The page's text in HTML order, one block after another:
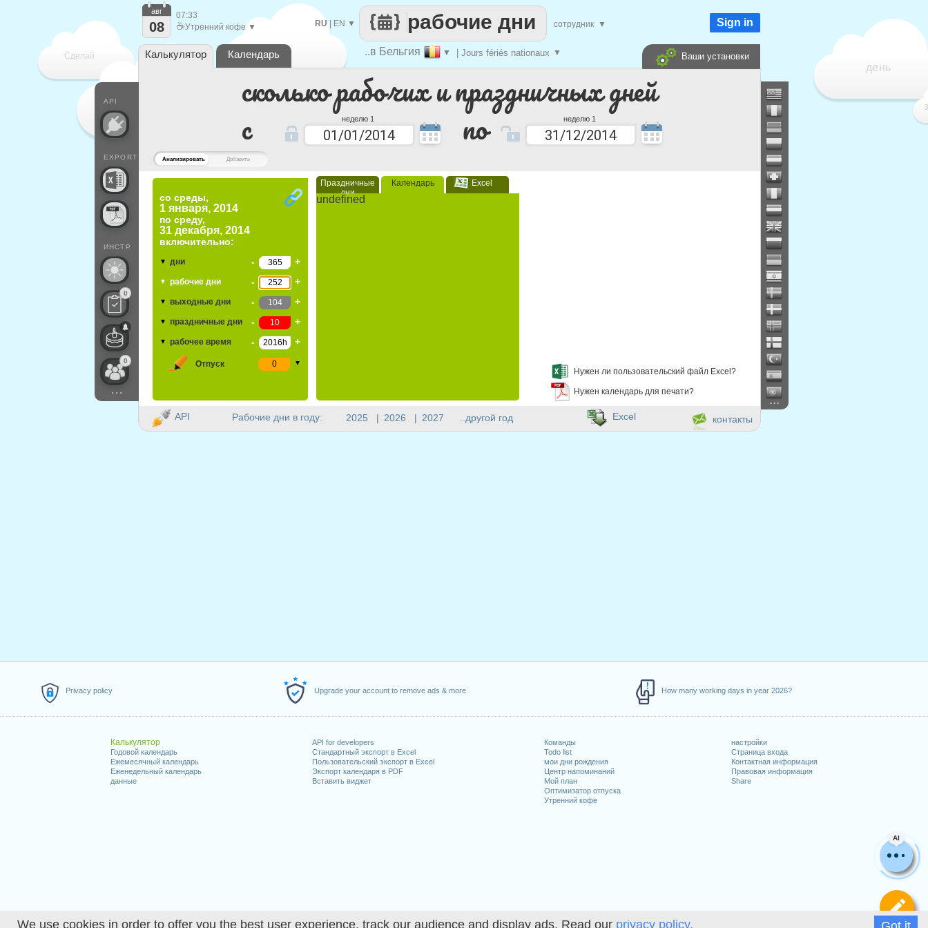
We use cookies in order to offer you the best user experience, track our audience and display ads. Read our privacy policy.
Privacy policy Upgrade your account to remove ads & more How many working days in year 2026?
Калькулятор
Годовой календарь
Ежемесячный календарь
Еженедельный календарь
данные
API for developers
Стандартный экспорт в Excel
Пользовательский экспорт в Excel
Экспорт календаря в PDF
Вставить виджет
Команды
Todo list
мои дни рождения
Центр напоминаний
Мой план
Оптимизатор отпуска
Утренний кофе
настройки
Страница входа
Контактная информация
Правовая информация
Share
Анализировать Добавить
сколько рабочих и праздничных дней
c
неделю 1 по неделю 1
со среды,
1 января, 2014
по среду,
31 декабря, 2014
включительно:
▼ дни - +
▼ рабочие дни - +
▼ выходные дни - +
▼ праздничные дни - +
▼ рабочее время - +
Отпуск ▼
Праздничные
дни
Календарь Excel
undefined
Нужен ли пользовательский файл Excel?
Нужен календарь для печати?
AI
Сделай
день
..в Бельгия ▼ | Jours fériés nationaux ▼
рабочие дни
RU| EN ▼ сотрудник ▼
API
EXPORT
ИНСТР.
0
0
...
авг
08
07:33
☕Утренний кофе ▼ Sign in
Калькулятор Календарь Ваши установки
Рабочие дни в году: 2025 | 2026 | 2027 ..другой год
...
API контакты
Excel